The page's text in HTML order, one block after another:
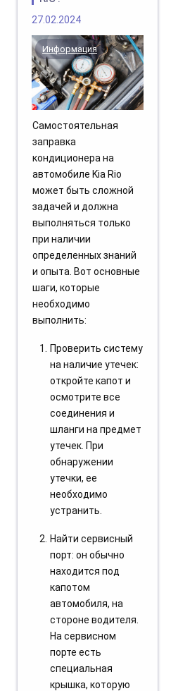
27.02.2024
Информация
Самостоятельная
заправка
кондиционера на
автомобиле Kia Rio
может быть сложной
задачей и должна
выполняться только
при наличии
определенных знаний
и опыта. Вот основные
шаги, которые
необходимо
выполнить:
Проверить систему
на наличие утечек:
откройте капот и
осмотрите все
соединения и
шланги на предмет
утечек. При
обнаружении
утечки, ее
необходимо
устранить.
Найти сервисный
порт: он обычно
находится под
капотом
автомобиля, на
стороне водителя.
На сервисном
порте есть
специальная
крышка, которую